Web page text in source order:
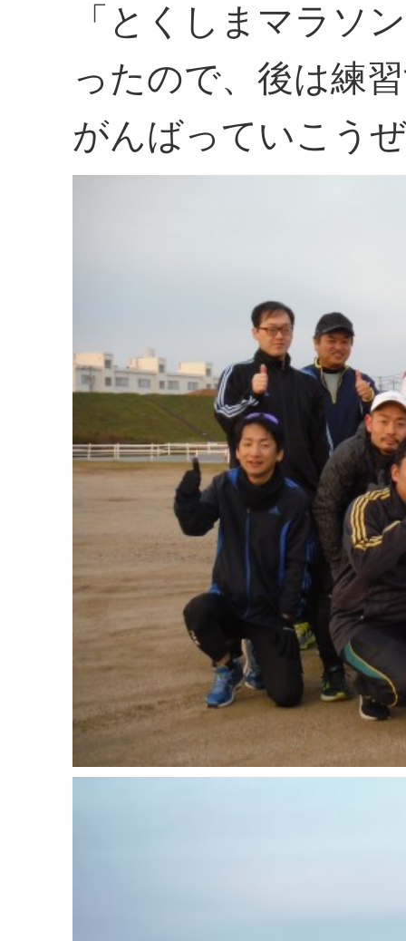
「とくしまマラソ
ったので、後は練
がんばっていこう